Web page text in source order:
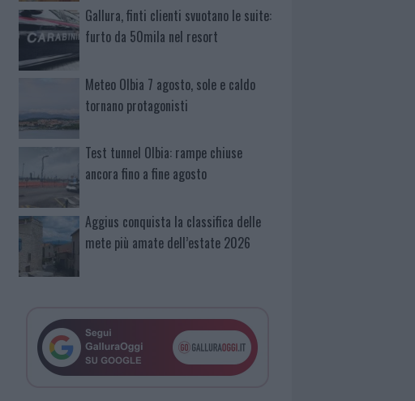
Gallura, finti clienti svuotano le suite:
furto da 50mila nel resort
Meteo Olbia 7 agosto, sole e caldo
tornano protagonisti
Test tunnel Olbia: rampe chiuse
ancora fino a fine agosto
Aggius conquista la classifica delle
mete più amate dell’estate 2026